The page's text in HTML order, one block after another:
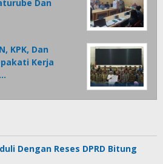
Dan
KPK, Dan
Kerja
Dengan Reses DPRD Bitung